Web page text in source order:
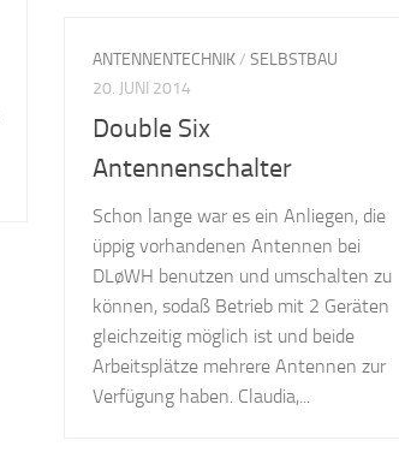
ANTENNENTECHNIK/ SELBSTBAU
20. JUNI 2014
Double Six
Antennenschalter
Schon lange war es ein Anliegen, die
üppig vorhandenen Antennen bei
DLøWH benutzen und umschalten zu
können, sodaß Betrieb mit 2 Geräten
gleichzeitig möglich ist und beide
Arbeitsplätze mehrere Antennen zur
Verfügung haben. Claudia,...